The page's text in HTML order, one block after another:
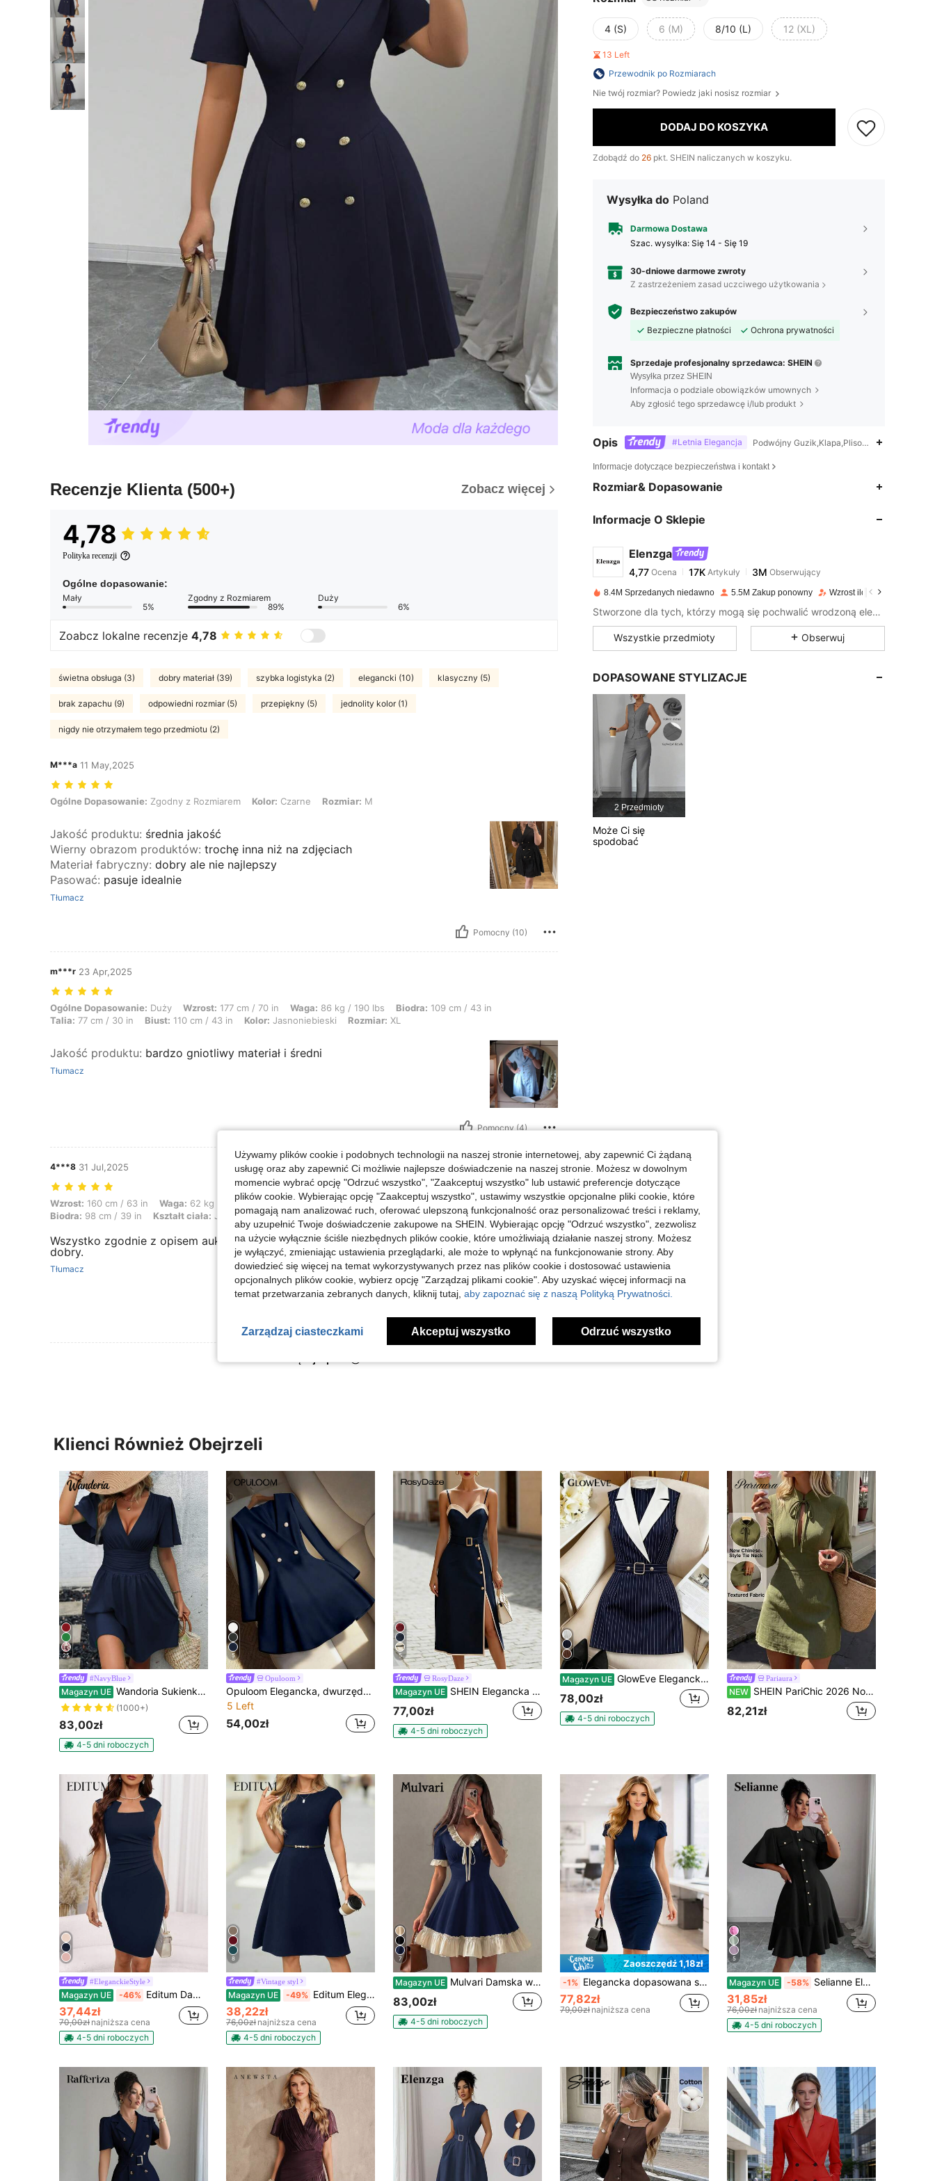
Recenzje Klienta (500+) Zobacz więcej
4,78
Polityka recenzji
Ogólne dopasowanie:
Mały
5%
Zgodny z Rozmiarem
89%
Duży
6%
Zoabcz lokalne recenzje 4,78
świetna obsługa (3) dobry materiał (39) szybka logistyka (2) elegancki (10) klasyczny (5)
brak zapachu (9) odpowiedni rozmiar (5) przepiękny (5) jednolity kolor (1)
nigdy nie otrzymałem tego przedmiotu (2)
M***a 11 May,2025
Ogólne Dopasowanie: Zgodny z Rozmiarem, Kolor: Czarne, Rozmiar: M
Ogólne Dopasowanie: Zgodny z Rozmiarem Kolor: Czarne Rozmiar: M
Jakość produktu: średnia jakość
Wierny obrazom produktów: trochę inna niż na zdjęciach
Materiał fabryczny: dobry ale nie najlepszy
Pasować: pasuje idealnie
Tłumacz
Pomocny (10)
m***r 23 Apr,2025
Ogólne Dopasowanie: Duży, Wzrost: 177 cm / 70 in, Waga: 86 kg / 190 lbs, Biodra: 109 cm / 43 in, Talia: 77 cm / 30 in, Biust: 110 cm / 43 in, Kolor: Jasnoniebieski, Rozmiar: XL
Ogólne Dopasowanie: Duży Wzrost: 177 cm / 70 in Waga: 86 kg / 190 lbs Biodra: 109 cm / 43 in
Talia: 77 cm / 30 in Biust: 110 cm / 43 in Kolor: Jasnoniebieski Rozmiar: XL
Jakość produktu: bardzo gniotliwy materiał i średni
Tłumacz
Pomocny (4)
4***8 31 Jul,2025
Wzrost: 160 cm / 63 in, Waga: 62 kg / 137 lbs, Biust: 96 cm / 38 in, Talia: 82 cm / 32 in, Biodra: 98 cm / 39 in, Kształt ciała: Jabłko, Kolor: Czarne, Rozmiar: XL
Wzrost: 160 cm / 63 in Waga: 62 kg / 137 lbs Biust:96 cm / 38 in Talia:82 cm / 32 in
Biodra: 98 cm / 39 in Kształt ciała: Jabłko Kolor: Czarne Rozmiar:XL
Wszystko zgodnie z opisem aukcji. Brak uciążliwego zapachu. Materiał bardzo
dobry.
Tłumacz
4 (S) 6 (M) 8/10 (L) 12 (XL)
13 Left
Przewodnik po Rozmiarach
Nie twój rozmiar? Powiedz jaki nosisz rozmiar
DODAJ DO KOSZYKA
Zdobądź do 26 pkt. SHEIN naliczanych w koszyku.
Wysyłka do Poland
Darmowa Dostawa
Szac. wysyłka: Się 14 - Się 19
30-dniowe darmowe zwroty
Z zastrzeżeniem zasad uczciwego użytkowania
Bezpieczeństwo zakupów
Bezpieczne płatności
Ochrona prywatności
Sprzedaje profesjonalny sprzedawca: SHEIN
Wysyłka przez SHEIN
Informacja o podziale obowiązków umownych
Aby zgłosić tego sprzedawcę i/lub produkt
Opis #Letnia Elegancja Podwójny Guzik,Klapa,Plisowany
Informacje dotyczące bezpieczeństwa i kontakt
Rozmiar& Dopasowanie
Informacje O Sklepie
Elenzga
4,77 17K
4,77 Ocena 17KArtykuły
k***2 zapłacono1 dzień temu
4,77 17K
4,77
4,77
4,77
8.4M Sprzedanych niedawno 5.5M Zakup ponowny Wzrost ilości
Stworzone dla tych, którzy mogą się pochwalić wrodzoną elegancją.
Wszystkie przedmioty Obserwuj
DOPASOWANE STYLIZACJE
2 Przedmioty
Może Ci się
spodobać
Klienci Również Obejrzeli
25
#NavyBlue
Magazyn UE Wandoria Sukienka casualowa w jednolitym kolorze z marszczeniami w talii
(1000+)
83,00zł
4-5 dni roboczych
5
Opuloom
Opuloom Elegancka, dwurzędowa sukienka damska w stylu vintage z dekoltem w serek, długim rękawem i dopasowanym, rozkloszowanym dołem, idealna na codzienne dojazdy do pracy i na co dzień
5 Left
54,00zł
5
RosyDaze
Magazyn UE SHEIN Elegancka sukienka damska w kontrastowym kolorze z guzikami
77,00zł
4-5 dni roboczych
Magazyn UE GlowEve Elegancka damska sukienka midi w granatowo-białe paski z blokowaniem kolorów, z kołnierzem klapowym i wcięciem w talii, letnia biurowa sukienka biznesowa, bez rękawów, casualowa
78,00zł
4-5 dni roboczych
Pariaura
NEW SHEIN PariChic 2026 Nowa jesienna mini sukienka z tekstury imitującej len w kolorze oliwkowym, z długim rękawem, stójką, wiązaniem z przodu, dekoltem w V i bufiastymi rękawami, wcinaną talią, fasonem A-line, w stylu vintage, kobieca, wydłużająca sylwetkę dla niskich kobiet, uniwersalna krótka sukienka do streetwearu, wizyt w sklepach, na wakacje, randki i do codziennych dojazdów
82,21zł
#EleganckieStyle
Magazyn UE -46% Editum Damska sukienka o dopasowanym kroju, wykończona falbaną
37,44zł
70,00zł najniższa cena
4-5 dni roboczych
8
#Vintage styl
Magazyn UE -49% Editum Elegancka, granatowa, dzianinowa sukienka damska w kształcie litery A z krótkim rękawem i dekoltem w kształcie litery A, wygodna na lato, do biura, na oficjalne okazje, na święta wielkanocne, wesele, plażę i wakacje
38,22zł
76,00zł najniższa cena
4-5 dni roboczych
7
Magazyn UE Mulvari Damska wiosenna/letnia dzianinowa czarna sukienka z krótkim rękawem, mieszana tkana, z falbaną, wcinana w talii, o kroju A, elegancka i romantyczna
83,00zł
4-5 dni roboczych
Zaoszczędź 1,18zł
-1% Elegancka dopasowana sukienka damska o średniej długości z dekoltem w serek, z krótkim rękawem, z dzianiny, z rozcięciem na dole, odpowiednia do pracy lub na przyjęcie koktajlowe latem
77,82zł
79,00zł najniższa cena
5
Magazyn UE -58% Selianne Elegancka krótka sukienka z jednym guzikiem, falbaniastymi rękawami i wzorem splotu na dole
31,85zł
76,00zł najniższa cena
4-5 dni roboczych
Używamy plików cookie i podobnych technologii na naszej stronie internetowej, aby zapewnić Ci żądaną
usługę oraz aby zapewnić Ci możliwie najlepsze doświadczenie na naszej stronie. Możesz w dowolnym
momencie wybrać opcję "Odrzuć wszystko", "Zaakceptuj wszystko" lub ustawić preferencje dotyczące
plików cookie. Wybierając opcję "Zaakceptuj wszystko", ustawimy wszystkie opcjonalne pliki cookie, które
pomagają nam analizować ruch, oferować ulepszoną funkcjonalność oraz personalizować treści i reklamy,
aby uzupełnić Twoje doświadczenie zakupowe na SHEIN. Wybierając opcję "Odrzuć wszystko", zezwolisz
na użycie wyłącznie ściśle niezbędnych plików cookie, które umożliwiają działanie naszej strony. Możesz
je wyłączyć, zmieniając ustawienia przeglądarki, ale może to wpłynąć na funkcjonowanie strony. Aby
dowiedzieć się więcej na temat wykorzystywanych przez nas plików cookie i dostosować ustawienia
opcjonalnych plików cookie, wybierz opcję "Zarządzaj plikami cookie". Aby uzyskać więcej informacji na
temat przetwarzania zebranych danych, kliknij tutaj, aby zapoznać się z naszą Polityką Prywatności.
Zarządzaj ciasteczkami Akceptuj wszystko Odrzuć wszystko